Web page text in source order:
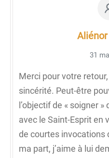
31
Merci pour votre
sincérité. Peut-être
l’objectif de « soigner
avec le Saint-Esprit en
de courtes invocations
ma part, j’aime à lui